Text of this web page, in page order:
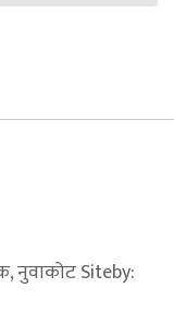
नुवाकोट Siteby: